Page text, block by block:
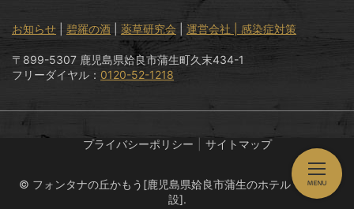
お知らせ 碧羅の酒 薬草研究会 運営会社 | 感染症対策
〒899-5307 鹿児島県姶良市蒲生町久末434-1
フリーダイヤル： 0120-52-1218
プライバシーポリシー サイトマップ
© フォンタナの丘かもう[鹿児島県姶良市蒲生のホテル・温泉施
設].